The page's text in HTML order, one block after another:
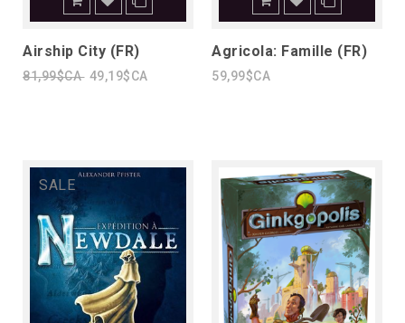
Airship City (FR)
81,99$CA 49,19$CA
Agricola: Famille (FR)
59,99$CA
SALE